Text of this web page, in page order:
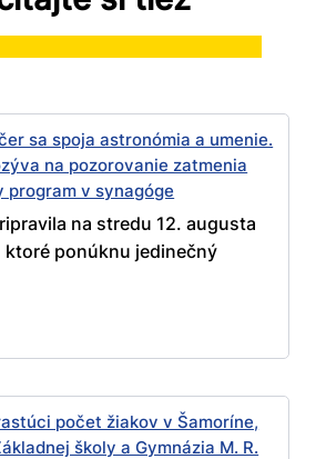
sa spoja astronómia a umenie.
na pozorovanie zatmenia
program v synagóge
na stredu 12. augusta
ponúknu jedinečný
počet žiakov v Šamoríne,
školy a Gymnázia M. R.